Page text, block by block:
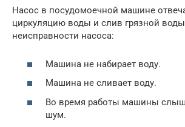
Насос в посудомоечной машине
циркуляцию воды и слив грязной
неисправности насоса:
Машина не набирает воду.
Машина не сливает воду.
Во время работы машины
шум.